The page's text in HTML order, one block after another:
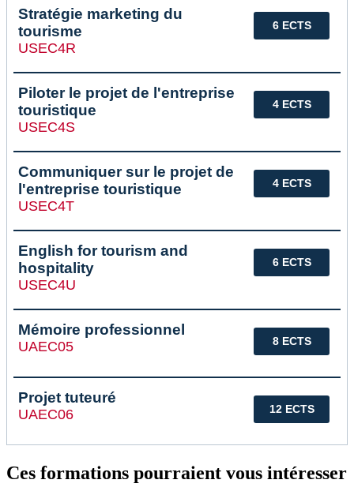
6 ECTS
Stratégie marketing du
tourisme
USEC4R
4 ECTS
Piloter le projet de l'entreprise
touristique
USEC4S
4 ECTS
Communiquer sur le projet de
l'entreprise touristique
USEC4T
6 ECTS
English for tourism and
hospitality
USEC4U
8 ECTS
Mémoire professionnel
UAEC05
12 ECTS
Projet tuteuré
UAEC06
Ces formations pourraient vous intéresser